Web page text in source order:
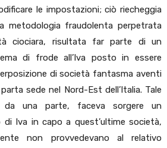
le impostazioni; ciò riecheggia
metodologia fraudolenta perpetrata
ciociara, risultata far parte di un
di frode all’Iva posto in essere
di società fantasma aventi
sede nel Nord-Est dell’Italia. Tale
da una parte, faceva sorgere un
Iva in capo a quest’ultime società,
non provvedevano al relativo